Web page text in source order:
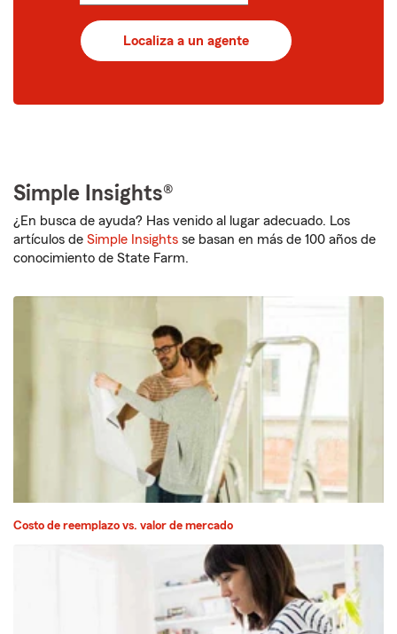
de
5
Localiza a un agente
Simple Insights®
¿En busca de ayuda? Has venido al lugar adecuado. Los
artículos de Simple Insights se basan en más de 100 años de
conocimiento de State Farm.
Costo de reemplazo vs. valor de mercado